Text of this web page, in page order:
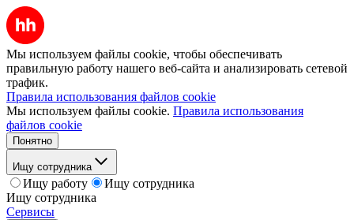
Мы используем файлы cookie, чтобы обеспечивать
правильную работу нашего веб-сайта и анализировать сетевой
трафик.
Правила использования файлов cookie
Мы используем файлы cookie. Правила использования
файлов cookie
Понятно
Ищу сотрудника
Ищу работу
Ищу сотрудника
Ищу сотрудника
Сервисы